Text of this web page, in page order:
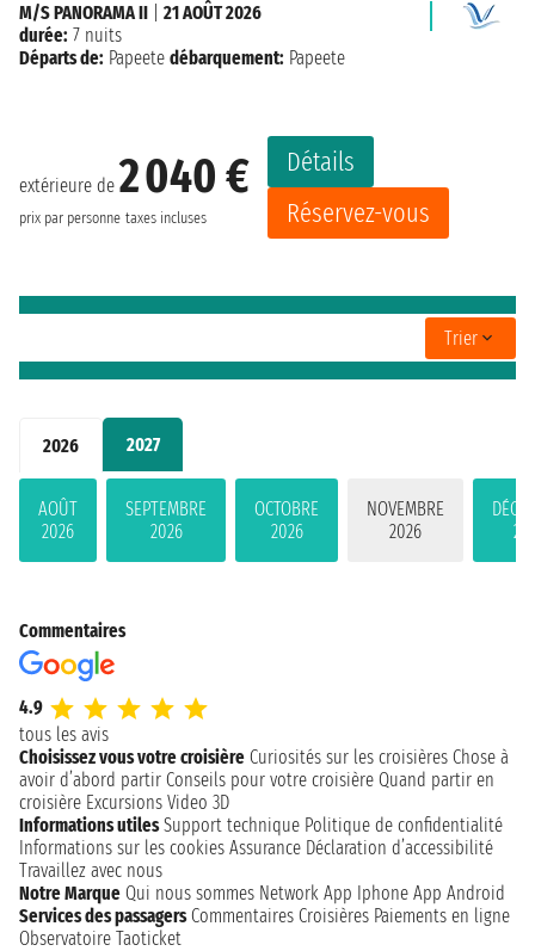
2026 2027
AOÛT
2026
SEPTEMBRE
2026
OCTOBRE
2026
NOVEMBRE
2026
extérieure de 2 040 €
prix par personne taxes incluses
Détails
Réservez-vous
M/S PANORAMA II
21 AOÛT 2026
durée: 7 nuits
Départs de: Papeete débarquement: Papeete
Trier
Commentaires
4.9
tous les avis
Choisissez vous votre croisière Curiosités sur les croisières Chose à
avoir d’abord partir Conseils pour votre croisière Quand partir en
croisière Excursions Video 3D
Informations utiles Support technique Politique de confidentialité
Informations sur les cookies Assurance Déclaration d’accessibilité
Travaillez avec nous
Notre Marque Qui nous sommes Network App Iphone App Android
Services des passagers Commentaires Croisières Paiements en ligne
Observatoire Taoticket